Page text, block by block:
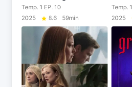
Temp. 1 EP. 10
2025
8.6 59min
Temp.
2025